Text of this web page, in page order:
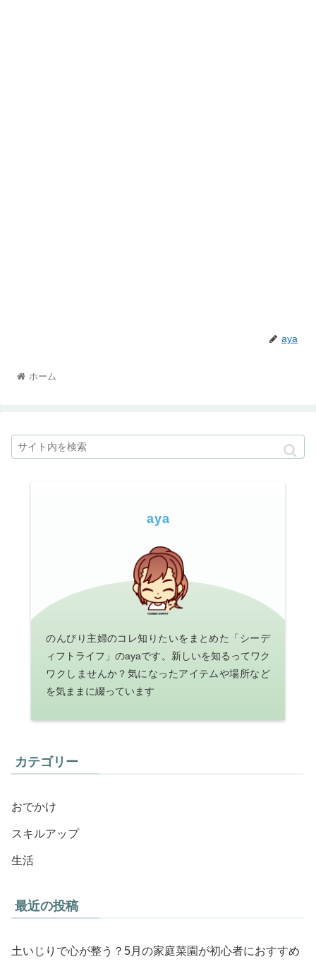
aya
ホーム
aya
のんびり主婦のコレ知りたいをまとめた「シーデ
ィフトライフ」のayaです。新しいを知るってワク
ワクしませんか？気になったアイテムや場所など
を気ままに綴っています
カテゴリー
おでかけ
スキルアップ
生活
最近の投稿
土いじりで心が整う？5月の家庭菜園が初心者におすすめ